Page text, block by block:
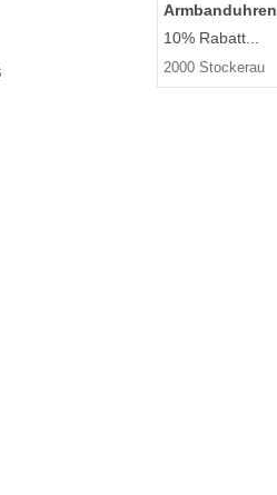
Armbanduhren
10% Rabatt...
2000 Stockerau